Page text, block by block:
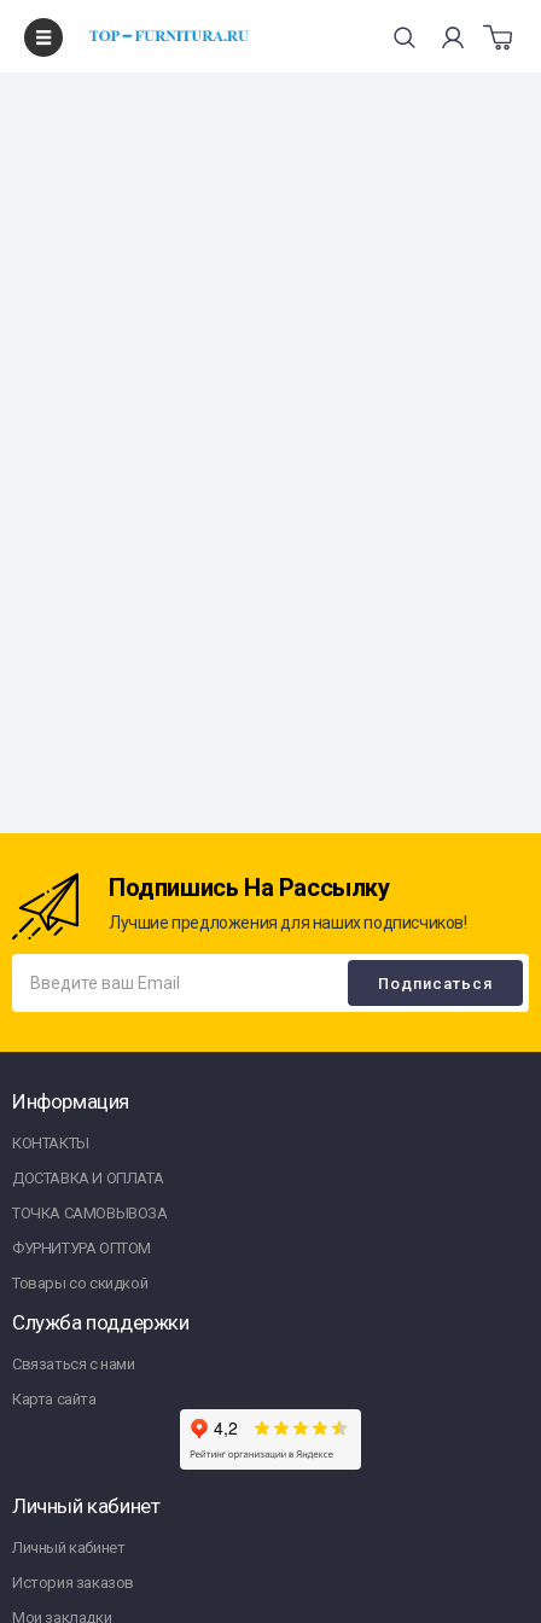
Подпишись На Рассылку
Лучшие предложения для наших подписчиков!
Информация
КОНТАКТЫ
ДОСТАВКА И ОПЛАТА
ТОЧКА САМОВЫВОЗА
ФУРНИТУРА ОПТОМ
Товары со скидкой
Служба поддержки
Связаться с нами
Карта сайта
Личный кабинет
Личный кабинет
История заказов
Мои закладки